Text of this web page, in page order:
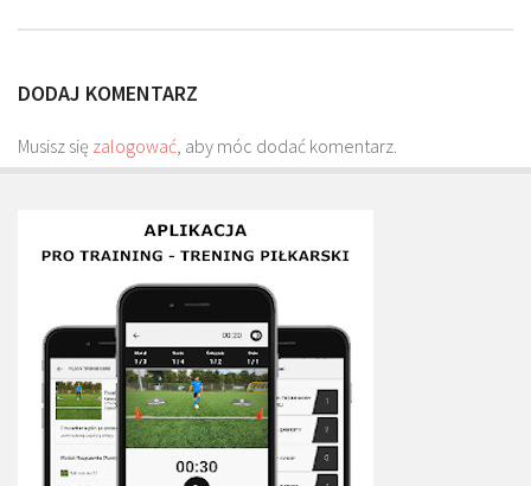
Program treningu siłowego
Program treningu biegowego
Plany treningowe
Aplikacja Pro Training
Sprzęt treningowy
Kontakt
O nas
Od autorów
DODAJ KOMENTARZ
Musisz się zalogować , aby móc dodać komentarz.